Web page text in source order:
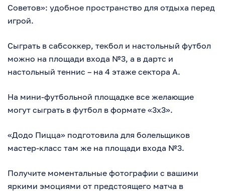
Советов»: удобное пространство для отдыха перед
игрой.
Сыграть в сабсоккер, текбол и настольный футбол
можно на площади входа №3, а в дартс и
настольный теннис – на 4 этаже сектора А.
На мини-футбольной площадке все желающие
могут сыграть в футбол в формате «3х3».
«Додо Пицца» подготовила для болельщиков
мастер-класс там же на площади входа №3.
Получите моментальные фотографии с вашими
яркими эмоциями от предстоящего матча в